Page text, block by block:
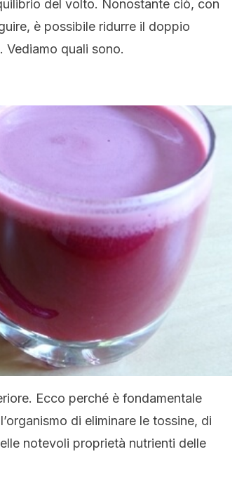
del volto. Nonostante ciò, con
è possibile ridurre il doppio
Vediamo quali sono.
Ecco perché è fondamentale
di eliminare le tossine, di
notevoli proprietà nutrienti delle